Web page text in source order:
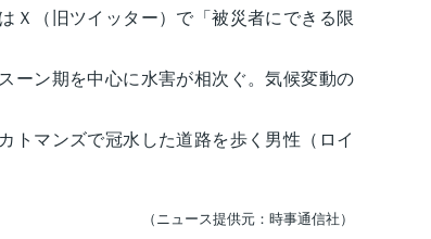
Ｘ（旧ツイッター）で「被災者にできる限
ーン期を中心に水害が相次ぐ。気候変動の
トマンズで冠水した道路を歩く男性（ロイ
（ニュース提供元：時事通信社）